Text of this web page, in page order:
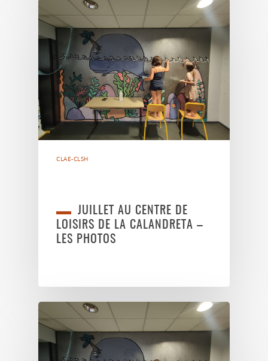
CLAE-CLSH
JUILLET AU CENTRE DE
LOISIRS DE LA CALANDRETA –
LES PHOTOS